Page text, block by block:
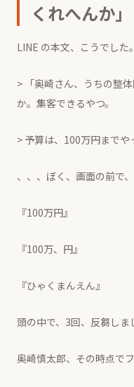
くれへんか」
LINE の本文、こうでした。
> 「奥崎さん、うちの整
か。集客できるやつ。
> 予算は、100万円までや
、、、ぼく、画面の前で
『100万円』
『100万、円』
『ひゃくまんえん』
頭の中で、3回、反芻しま
奥崎慎太郎、その時点で